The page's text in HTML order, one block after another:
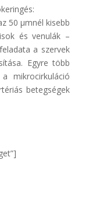
50 μmnél kisebb
és venulák –
a szervek
Egyre több
mikrocirkuláció
betegségek